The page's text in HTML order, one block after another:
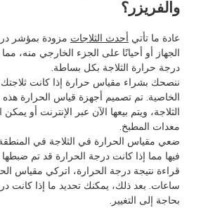
والفريزر؟
عادة ما تأتي أحدث الثلاجات مزودة بمؤشر
الجهاز أو أحيانًا على الجزء الخارجي منه،
درجة حرارة الثلاجة بكل بساطة.
ننصحك بشراء مقياس حرارة إذا كانت
الخاصية. تم تصميم أجهزة قياس الحرارة
الثلاجة، ويتم بيعها الآن عبر الإنترنت أو
معدات المطبخ.
ضعي مقياس الحرارة في الثلاجة في
فيها مما إذا كانت درجة الحرارة قد تم
قراءة نتيجة درجة الحرارة، اتركي مقياس
ساعات. بعد ذلك، يمكنك تحديد ما إذا كانت
بحاجة إلى التغيير.